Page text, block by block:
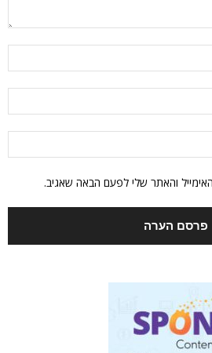
והאתר שלי לפעם הבאה שאגיב.